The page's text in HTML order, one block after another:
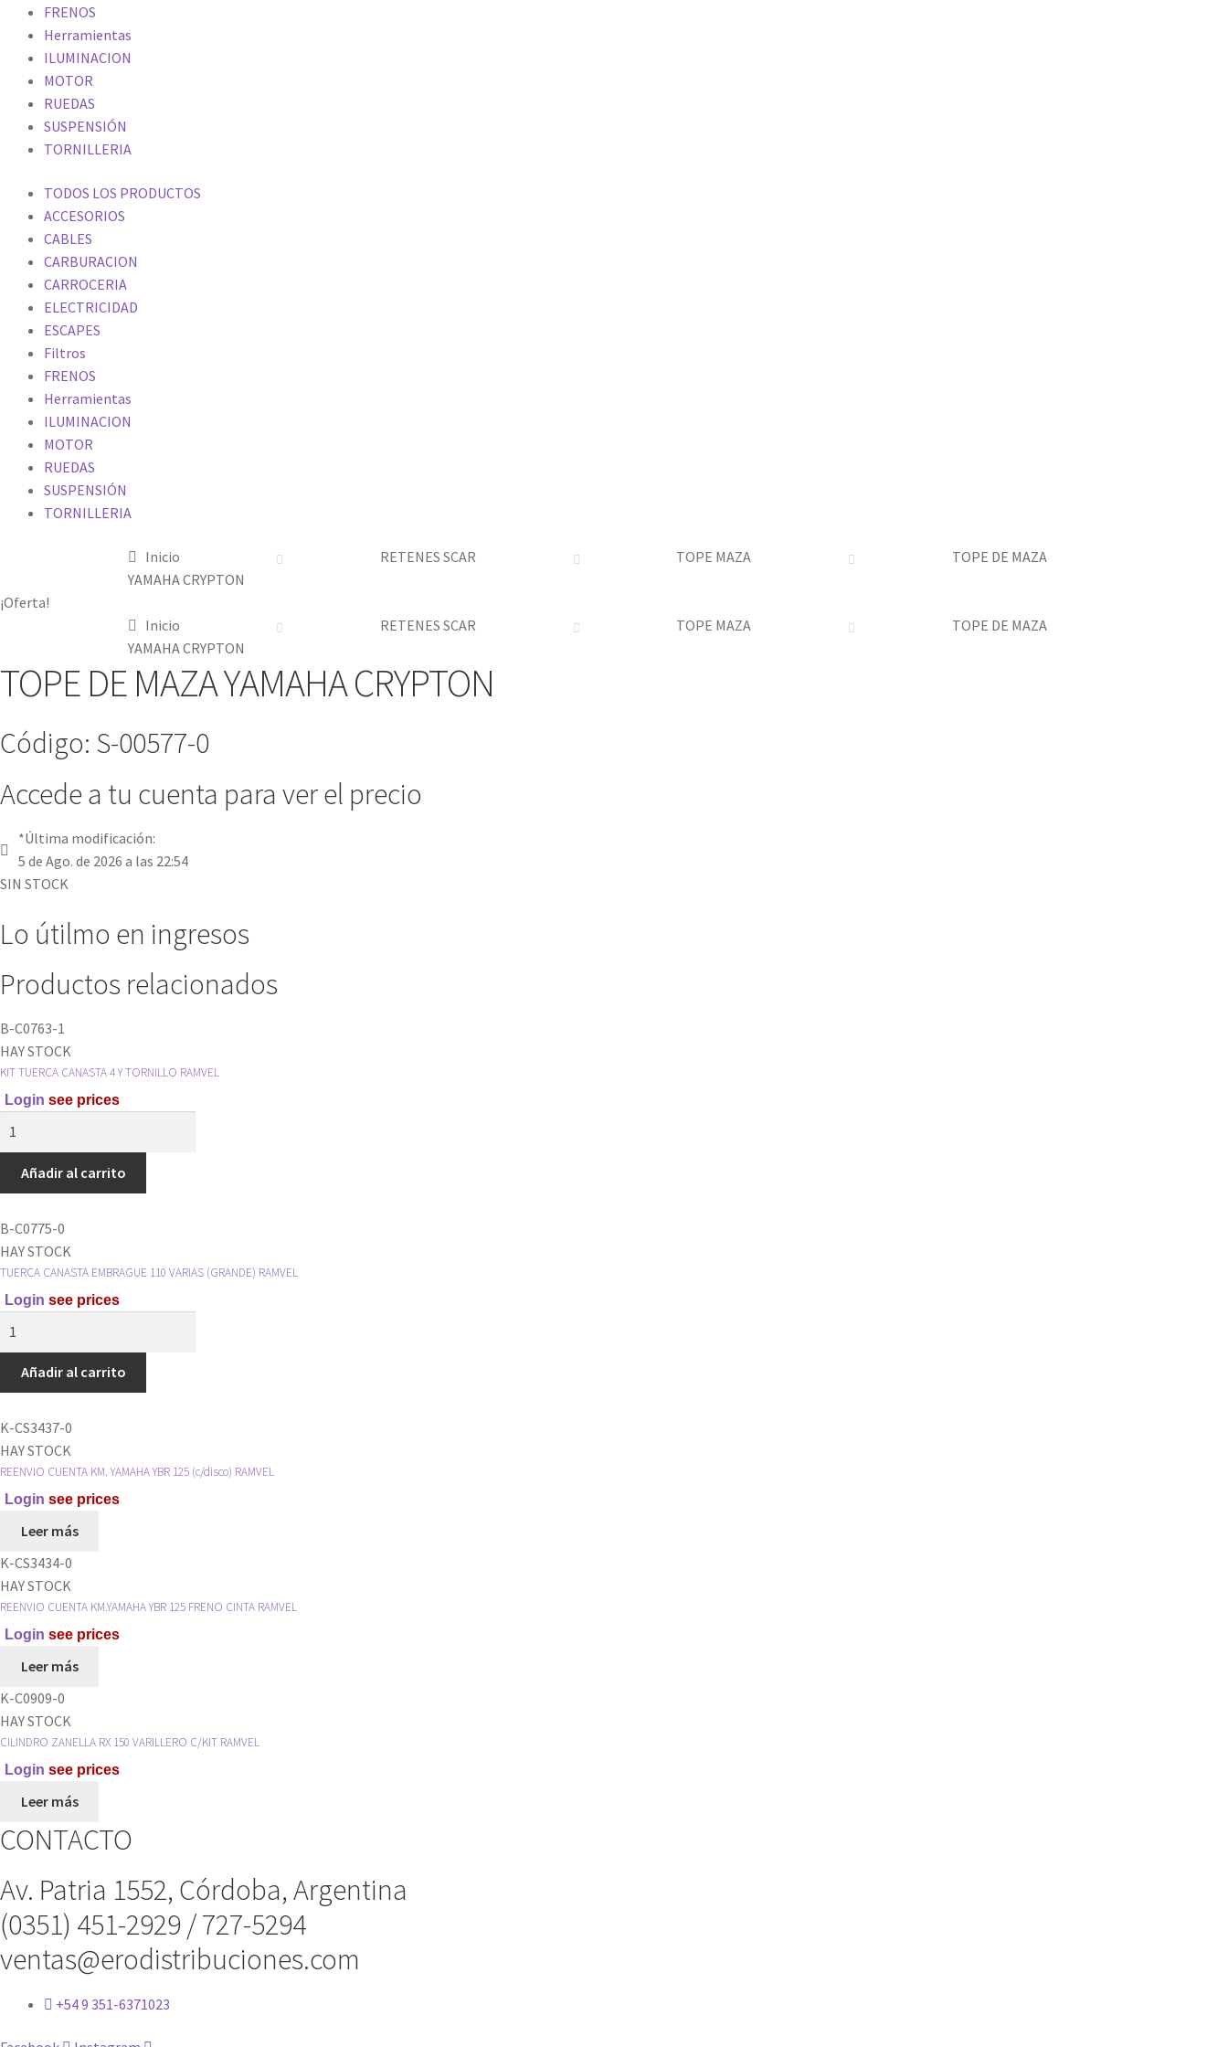
FRENOS
Herramientas
ILUMINACION
MOTOR
RUEDAS
SUSPENSIÓN
TORNILLERIA
TODOS LOS PRODUCTOS
ACCESORIOS
CABLES
CARBURACION
CARROCERIA
ELECTRICIDAD
ESCAPES
Filtros
FRENOS
Herramientas
ILUMINACION
MOTOR
RUEDAS
SUSPENSIÓN
TORNILLERIA
Inicio RETENES SCAR TOPE MAZA
TOPE DE MAZA
YAMAHA CRYPTON
¡Oferta!
Inicio
RETENES SCAR TOPE MAZA
TOPE DE MAZA
YAMAHA CRYPTON
TOPE DE MAZA YAMAHA CRYPTON
Código: S-00577-0
Accede a tu cuenta para ver el precio
*Última modificación:
5 de Ago. de 2026 a las 22:54
SIN STOCK
Lo útilmo en ingresos
Productos relacionados
B-C0763-1
HAY STOCK
KIT TUERCA CANASTA 4 Y TORNILLO RAMVEL
Login see prices
CANASTA
4
TORNILLO
RAMVEL
cantidad
Añadir al carrito
B-C0775-0
HAY STOCK
TUERCA CANASTA EMBRAGUE 110 VARIAS (GRANDE) RAMVEL
Login see prices
EMBRAGUE
110
(GRANDE)
RAMVEL
cantidad
Añadir al carrito
K-CS3437-0
HAY STOCK
REENVIO CUENTA KM. YAMAHA YBR 125 (c/disco) RAMVEL
Login see prices
Leer más
K-CS3434-0
HAY STOCK
REENVIO CUENTA KM.YAMAHA YBR 125 FRENO CINTA RAMVEL
Login see prices
Leer más
K-C0909-0
HAY STOCK
CILINDRO ZANELLA RX 150 VARILLERO C/KIT RAMVEL
Login see prices
Leer más
CONTACTO
Av. Patria 1552, Córdoba, Argentina
(0351) 451-2929 / 727-5294
ventas@erodistribuciones.com
+54 9 351-6371023